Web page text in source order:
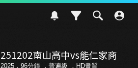
251202南山高中vs能仁家商
2025．96分鐘 ． 普遍級 ．HD畫質